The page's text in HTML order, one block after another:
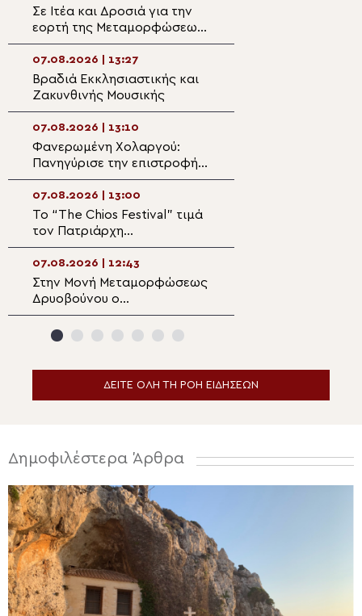
Σε Ιτέα και Δροσιά για την
εορτή της Μεταμορφώσεως
του Σωτήρος ο Θηβών
Γεώργιος
07.08.2026 | 13:27
Βραδιά Εκκλησιαστικής και
Ζακυνθινής Μουσικής
07.08.2026 | 13:10
Φανερωμένη Χολαργού:
Πανηγύρισε την επιστροφή
της παλαιάς ιεράς
Λειψανοθήκης – Πάνδημη
υποδοχή παρουσία του
Επισκόπου Χριστουπόλεως
07.08.2026 | 13:00
Το “The Chios Festival” τιμά
τον Πατριάρχη
Αλεξανδρείας Θεόδωρο Β΄
07.08.2026 | 12:43
Στην Μονή Μεταμορφώσεως
Δρυοβούνου ο
Μητροπολίτης Κισάμου
Αμφιλόχιος
ΔΕΙΤΕ ΟΛΗ ΤΗ ΡΟΗ ΕΙΔΗΣΕΩΝ
Δημοφιλέστερα Άρθρα